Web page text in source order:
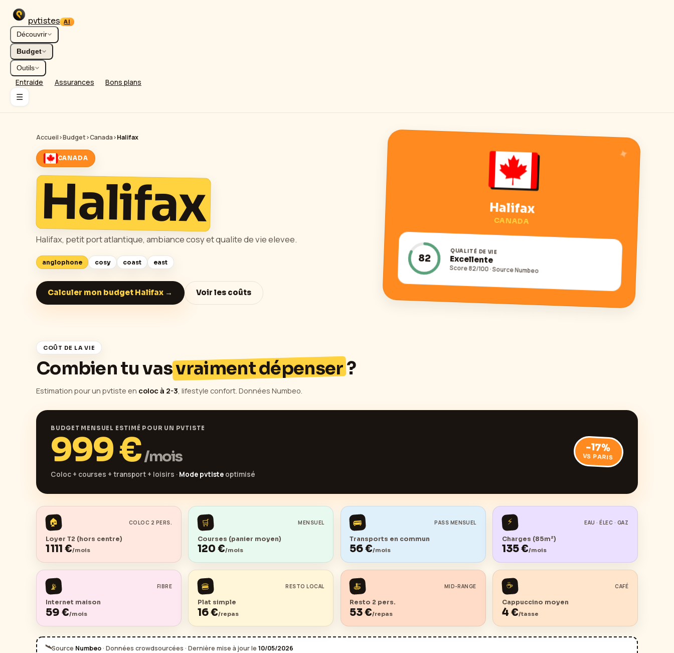
pvtistes AI
Découvrir
Budget
Outils
Entraide Assurances Bons plans
☰
Accueil›Budget›Canada›Halifax
CANADA
Halifax
Halifax, petit port atlantique, ambiance cosy et qualite de vie elevee.
anglophone cosy coast east
Calculer mon budget Halifax → Voir les coûts
Halifax
CANADA
82
QUALITÉ DE VIE
Excellente
Score82/100 · Source Numbeo
COÛT DE LA VIE
Combien tu vasvraiment dépenser?
Estimation pour un pvtiste en coloc à 2-3 , lifestyle confort. Données Numbeo.
BUDGET MENSUEL ESTIMÉ POUR UN PVTISTE
999€/mois
Coloc + courses + transport + loisirs · Mode pvtiste optimisé
-17%
VS PARIS
🏠 COLOC 2 PERS.
Loyer T2 (hors centre)
1 111 €/mois
🛒 MENSUEL
Courses (panier moyen)
120 €/mois
🚌 PASS MENSUEL
Transports en commun
56€/mois
⚡ EAU · ÉLEC · GAZ
Charges (85m²)
135€/mois
📡 FIBRE
Internet maison
59 €/mois
🍔 RESTO LOCAL
Plat simple
16€/repas
🍝 MID-RANGE
Resto 2 pers.
53€/repas
☕ CAFÉ
Cappuccino moyen
4 €/tasse
🛰️Source Numbeo· Données crowdsourcées · Dernière mise à jour le 10/05/2026